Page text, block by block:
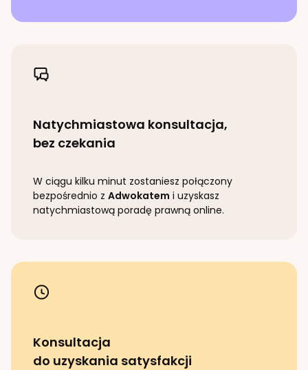
Natychmiastowa konsultacja,
bez czekania
W ciągu kilku minut zostaniesz połączony
bezpośrednio z Adwokatem i uzyskasz
natychmiastową poradę prawną online.
Konsultacja
do uzyskania satysfakcji